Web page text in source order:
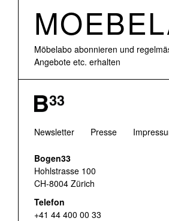
Möbelabo abonnieren und
Angebote etc. erhalten
Newsletter Presse
Bogen33
Hohlstrasse 100
CH-8004 Zürich
Telefon
+41 44 400 00 33